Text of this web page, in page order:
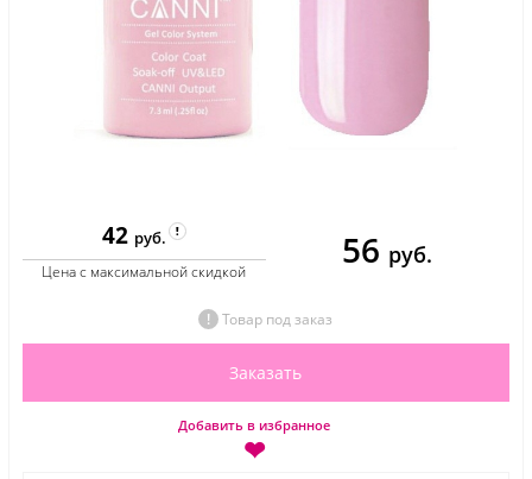
42 руб.
Цена с максимальной скидкой 56 руб.
Товар под заказ
Заказать
Добавить в избранное
❤